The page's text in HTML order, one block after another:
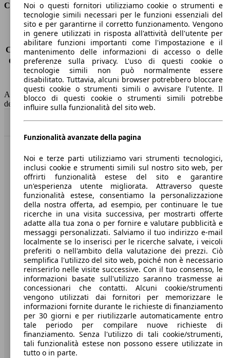
Consumi
Emissioni di CO2*
-
Consumo (urbano)
-
Consumo (extra-urbano) -
Consumo (combinato)*
-
Classe di emissione
nessuna connessione (0033)
Capacità del serbatoio
-
AutoScout24 non si assume alcuna responsabilità per la correttezza
dei dati.
Torna su
Benvenuti su AutoScout24, il mercato auto europeo.
Società
A proposito di AutoScout24
Stampa
Media
Condizioni generali
Informazioni
Privacy
Dichiarazione di Accessibilità
Servizi
Area rivenditori
Noi o questi fornitori utilizziamo cookie o strumenti e
tecnologie simili necessari per le funzioni essenziali del
sito e per garantirne il corretto funzionamento. Vengono
in genere utilizzati in risposta all'attività dell'utente per
abilitare funzioni importanti come l'impostazione e il
mantenimento delle informazioni di accesso o delle
preferenze sulla privacy. L'uso di questi cookie o
tecnologie simili non può normalmente essere
disabilitato. Tuttavia, alcuni browser potrebbero bloccare
questi cookie o strumenti simili o avvisare l'utente. Il
blocco di questi cookie o strumenti simili potrebbe
influire sulla funzionalità del sito web.
Funzionalità avanzate della pagina
Noi e terze parti utilizziamo vari strumenti tecnologici,
inclusi cookie e strumenti simili sul nostro sito web, per
offrirti funzionalità estese del sito e garantire
un'esperienza utente migliorata. Attraverso queste
funzionalità estese, consentiamo la personalizzazione
della nostra offerta, ad esempio, per continuare le tue
ricerche in una visita successiva, per mostrarti offerte
adatte alla tua zona o per fornire e valutare pubblicità e
messaggi personalizzati. Salviamo il tuo indirizzo e-mail
localmente se lo inserisci per le ricerche salvate, i veicoli
preferiti o nell'ambito della valutazione dei prezzi. Ciò
semplifica l'utilizzo del sito web, poiché non è necessario
reinserirlo nelle visite successive. Con il tuo consenso, le
informazioni basate sull'utilizzo saranno trasmesse ai
concessionari che contatti. Alcuni cookie/strumenti
vengono utilizzati dai fornitori per memorizzare le
informazioni fornite durante le richieste di finanziamento
per 30 giorni e per riutilizzarle automaticamente entro
tale periodo per compilare nuove richieste di
finanziamento. Senza l'utilizzo di tali cookie/strumenti,
tali funzionalità estese non possono essere utilizzate in
tutto o in parte.